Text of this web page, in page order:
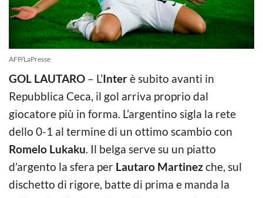
AFP/LaPresse
GOL LAUTARO – L’Interè subito avanti in
Repubblica Ceca, il gol arriva proprio dal
giocatore più in forma. L’argentino sigla la rete
dello 0-1 al termine di un ottimo scambio con
Romelo Lukaku. Il belga serve su un piatto
d’argento la sfera per Lautaro Martinezche, sul
dischetto di rigore, batte di prima e manda la